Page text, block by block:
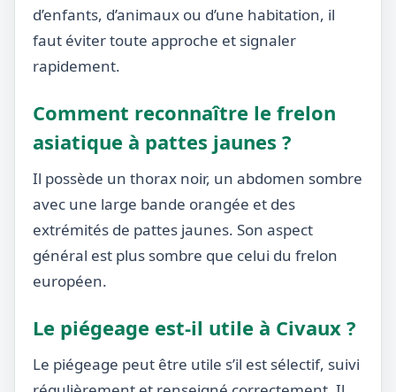
d’enfants, d’animaux ou d’une habitation, il
faut éviter toute approche et signaler
rapidement.
Comment reconnaître le frelon
asiatique à pattes jaunes ?
Il possède un thorax noir, un abdomen sombre
avec une large bande orangée et des
extrémités de pattes jaunes. Son aspect
général est plus sombre que celui du frelon
européen.
Le piégeage est-il utile à Civaux ?
Le piégeage peut être utile s’il est sélectif, suivi